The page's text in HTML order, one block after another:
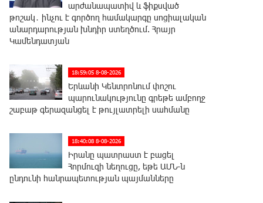
արժանապատիվ և ֆիքսված
թոշակ․ ինչու է գործող համակարգը սոցիալական
անարդարության խնդիր ստեղծում. Հրայր
Կամենդատյան
18:59:05 8-08-2026
Երևանի Կենտրոնում փոշու
պարունակությունը գրեթե ամբողջ
շաբաթ գերազանցել է թույլատրելի սահմանը
18:40:08 8-08-2026
Իրանը պատրաստ է բացել
Հորմուզի նեղուցը, եթե ԱՄՆ-ն
ընդունի հանրապետության պայմանները